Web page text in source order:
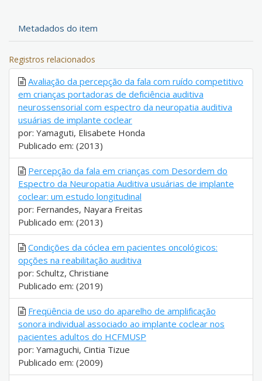
Metadados do item
Registros relacionados
Avaliação da percepção da fala com ruído competitivo
em crianças portadoras de deficiência auditiva
neurossensorial com espectro da neuropatia auditiva
usuárias de implante coclear
por: Yamaguti, Elisabete Honda
Publicado em: (2013)
Percepção da fala em crianças com Desordem do
Espectro da Neuropatia Auditiva usuárias de implante
coclear: um estudo longitudinal
por: Fernandes, Nayara Freitas
Publicado em: (2013)
Condições da cóclea em pacientes oncológicos:
opções na reabilitação auditiva
por: Schultz, Christiane
Publicado em: (2019)
Freqüência de uso do aparelho de amplificação
sonora individual associado ao implante coclear nos
pacientes adultos do HCFMUSP
por: Yamaguchi, Cintia Tizue
Publicado em: (2009)